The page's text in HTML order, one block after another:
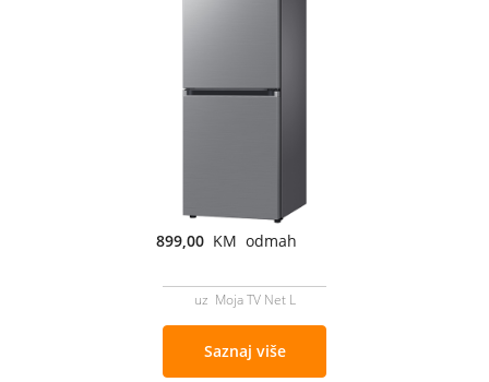
899,00 KM odmah
uz Moja TV Net L
Saznaj više